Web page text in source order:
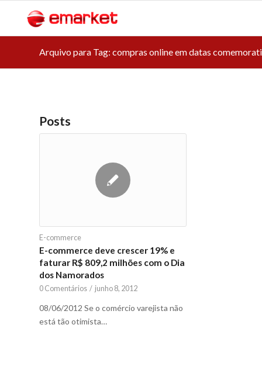
Arquivo para Tag: compras online em datas
Posts
E-commerce
E-commerce deve crescer 19% e
faturar R$ 809,2 milhões com o Dia
dos Namorados
0 Comentários / junho 8, 2012
08/06/2012 Se o comércio varejista não
está tão otimista…